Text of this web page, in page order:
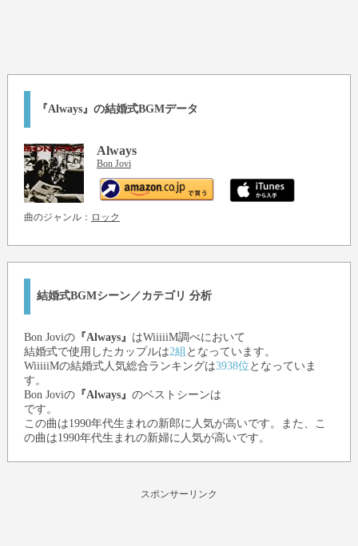
『Always』の結婚式BGMデータ
Always
Bon Jovi
曲のジャンル： ロック
結婚式BGMシーン／カテゴリ 分析
Bon Joviの『Always』 はWiiiiiM調べにおいて
結婚式で使用したカップルは2組 となっています。
WiiiiiMの結婚式人気総合ランキングは3938位 となっていま
す。
Bon Joviの『Always』 のベストシーンは
です。
この曲は1990年代生まれの新郎に人気が高いです。また、こ
の曲は1990年代生まれの新婦に人気が高いです。
スポンサーリンク